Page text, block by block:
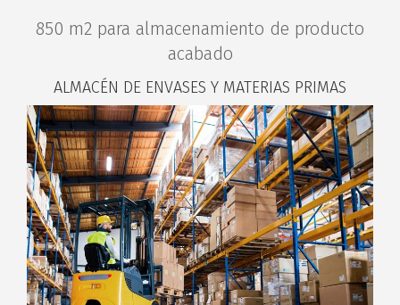
850 m2 para almacenamiento de producto
acabado
ALMACÉN DE ENVASES Y MATERIAS PRIMAS